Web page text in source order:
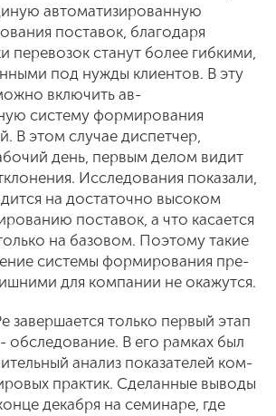
автома­тизированную
поставок, благодаря
перевозок станут более гибкими,
под нужды клиентов. В эту
включить ав­
систему формиро­вания
В этом случае диспетчер,
день, первым делом видит
Исследования показали,
на достаточно высо­ком
поста­вок, а что касается
на базовом. Поэтому такие
системы формирования пре­
для компании не окажутся.
завершается только первый этап
обсле­дование. В его рамках был
анализ показателей ком­
практик. Сделан­ные выводы
де­кабря на семинаре, где